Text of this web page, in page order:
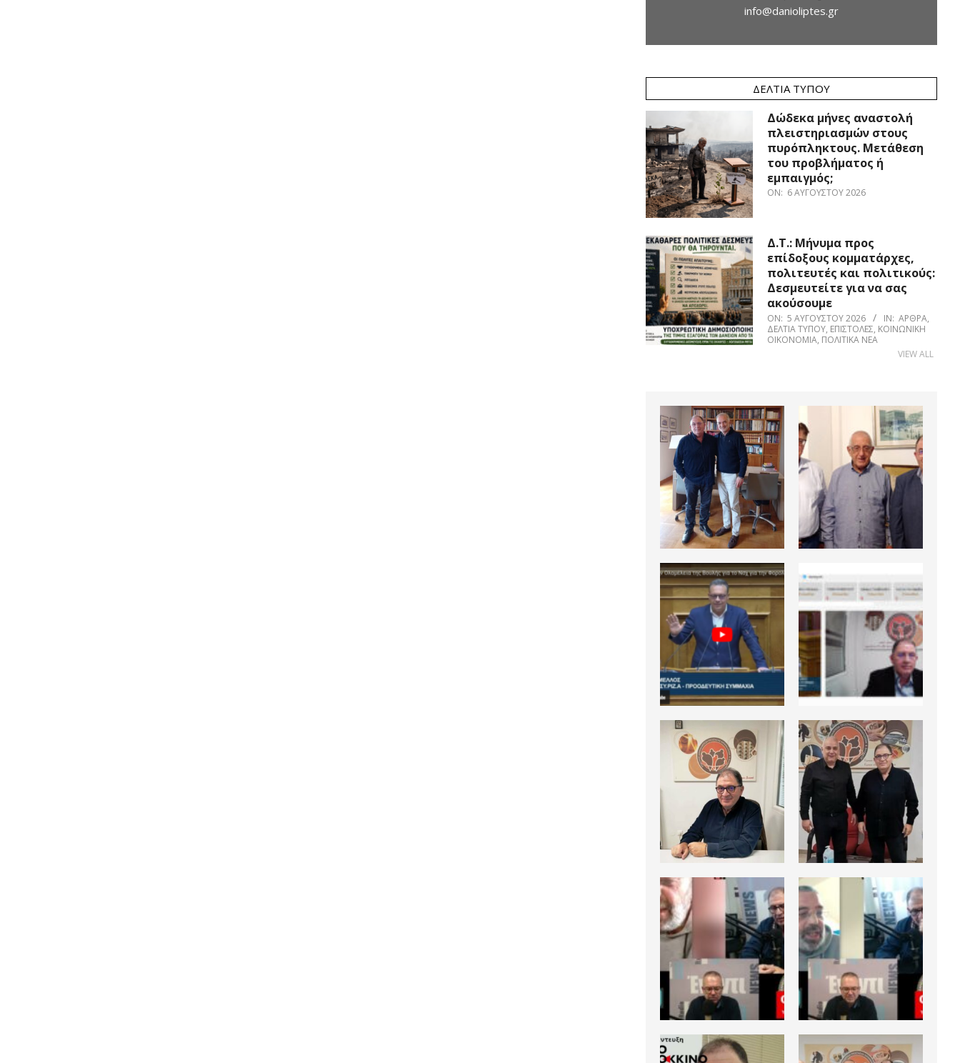
info@danioliptes.gr
ΔΕΛΤΊΑ ΤΎΠΟΥ
Δώδεκα μήνες αναστολή
πλειστηριασμών στους
πυρόπληκτους. Μετάθεση
του προβλήματος ή
εμπαιγμός;
ON: 6 ΑΥΓΟΎΣΤΟΥ 2026
Δ.Τ.: Μήνυμα προς
επίδοξους κομματάρχες,
πολιτευτές και πολιτικούς:
Δεσμευτείτε για να σας
ακούσουμε
ON: 5 ΑΥΓΟΎΣΤΟΥ 2026 IN: ΆΡΘΡΑ,
ΔΕΛΤΊΑ ΤΎΠΟΥ, ΕΠΙΣΤΟΛΈΣ, ΚΟΙΝΩΝΙΚΉ
ΟΙΚΟΝΟΜΊΑ, ΠΟΛΙΤΙΚΆ ΝΈΑ
VIEW ALL